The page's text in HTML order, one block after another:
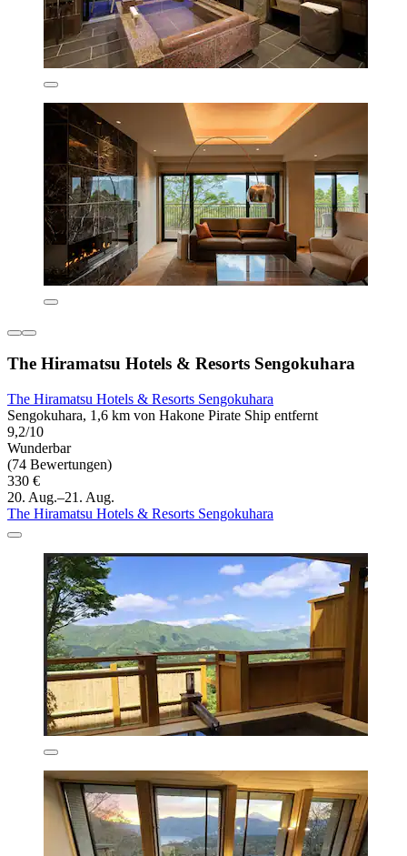
The Hiramatsu Hotels & Resorts Sengokuhara
The Hiramatsu Hotels & Resorts Sengokuhara
Sengokuhara, 1,6 km von Hakone Pirate Ship entfernt
9,2/10
Wunderbar
(74 Bewertungen)
330 €
20. Aug.–21. Aug.
The Hiramatsu Hotels & Resorts Sengokuhara